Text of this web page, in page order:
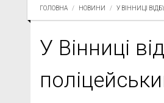
ГОЛОВНА НОВИНИ У ВІННИЦІ
У Вінниці